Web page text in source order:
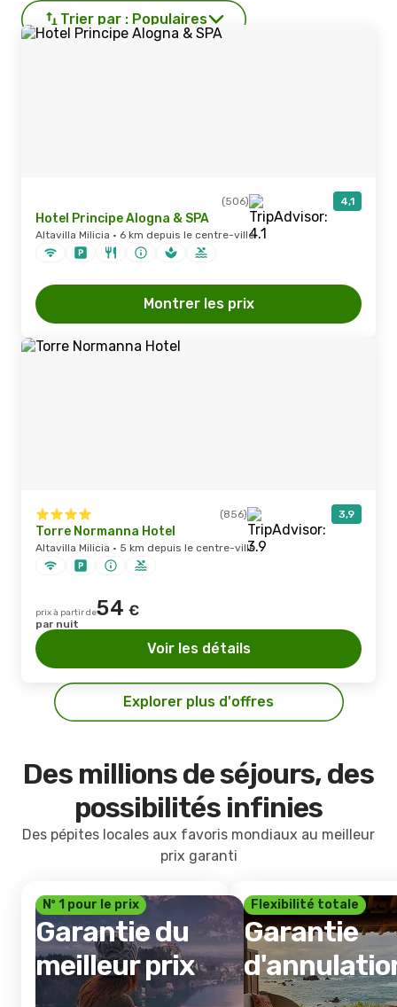
Trier par : Populaires
(506) 4,1
Hotel Principe Alogna & SPA
Altavilla Milicia · 6 km depuis le centre-ville
Montrer les prix
(856) 3,9
Torre Normanna Hotel
Altavilla Milicia · 5 km depuis le centre-ville
prix à partir de54 €
par nuit
Voir les détails
Explorer plus d'offres
Des millions de séjours, des
possibilités infinies
Des pépites locales aux favoris mondiaux au meilleur
prix garanti
Nº 1 pour le prix
Garantie du
meilleur prix
Flexibilité totale
Garantie